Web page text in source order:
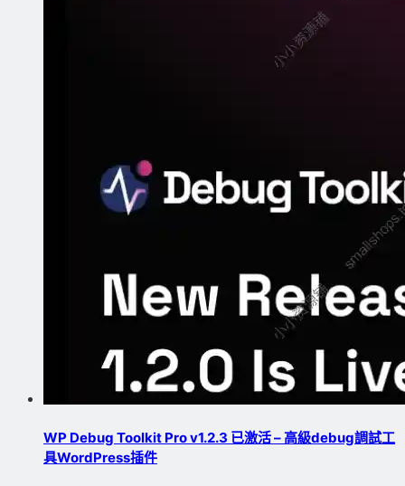
WP Debug Toolkit Pro v1.2.3 已激活 – 高級debug調試工
具WordPress插件